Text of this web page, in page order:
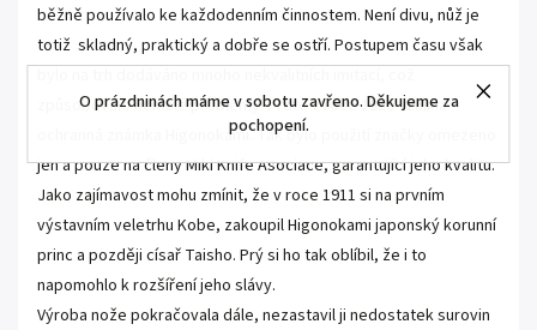
O prázdninách máme v sobotu zavřeno. Děkujeme za
pochopení.
běžně používalo ke každodenním činnostem. Není divu, nůž je
totiž skladný, praktický a dobře se ostří. Postupem času však
způsobovalo nemalé problémy. Proto v roce 1910 vznikla
ochranná známka Higonokami. Tak bylo použití značky omezeno
jen a pouze na členy Miki Knife Asociace, garantující jeho kvalitu.
Jako zajímavost mohu zmínit, že v roce 1911 si na prvním
výstavním veletrhu Kobe, zakoupil Higonokami japonský korunní
princ a později císař Taisho. Prý si ho tak oblíbil, že i to
napomohlo k rozšíření jeho slávy.
Výroba nože pokračovala dále, nezastavil ji nedostatek surovin